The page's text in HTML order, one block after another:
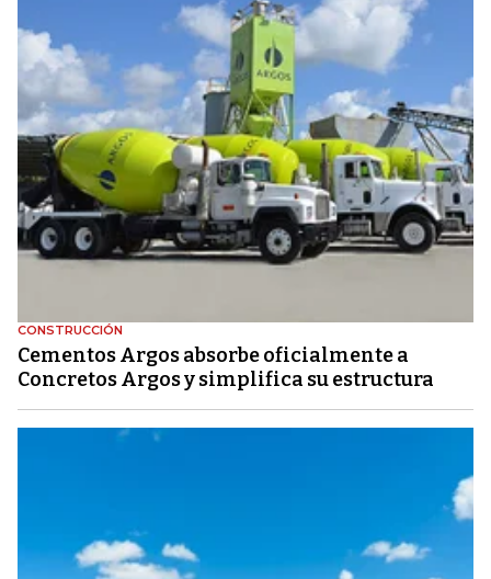
CONSTRUCCIÓN
Cementos Argos absorbe oficialmente a
Concretos Argos y simplifica su estructura